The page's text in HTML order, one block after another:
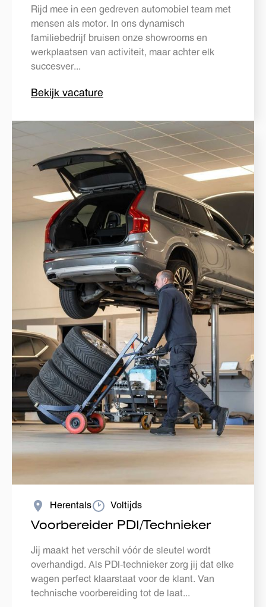
Rijd mee in een gedreven automobiel team met
mensen als motor. In ons dynamisch
familiebedrijf bruisen onze showrooms en
werkplaatsen van activiteit, maar achter elk
succesver...
Bekijk vacature
Herentals Voltijds
Voorbereider PDI/Technieker
Jij maakt het verschil vóór de sleutel wordt
overhandigd. Als PDI-technieker zorg jij dat elke
wagen perfect klaarstaat voor de klant. Van
technische voorbereiding tot de laat...